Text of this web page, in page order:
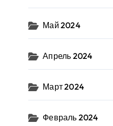
Май 2024
Апрель 2024
Март 2024
Февраль 2024